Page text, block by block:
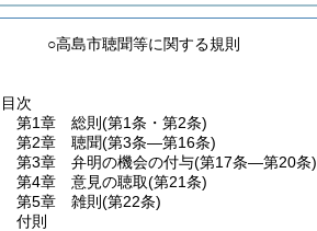
○高島市聴聞等に関する規則
目次
第1章
総則 (第1条・第2条)
第2章
聴聞(第3条―第16条)
第3章
弁明の機会の付与(第17条―第20条)
第4章
意見の聴取(第21条)
第5章
雑則 (第22条)
付則